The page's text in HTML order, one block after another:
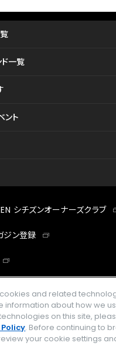
一覧
ント
シチズンオーナーズクラブ
ジン登録
企業情報 ご利用規
and related
information about how we
on this site,
. Before continuing to
your cookie settings